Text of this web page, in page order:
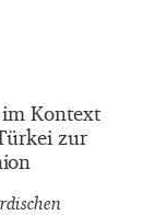
Kontext
zur